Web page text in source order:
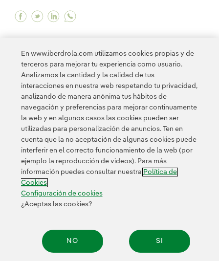
Facebook Iberdrola recibe los últimos
Twitter Iberdrola recibe los últimos
Linkedin Iberdrola recibe los últimos
1 2 3 4 5 6 >
Contacta Clientes Política de Privacidad Información legal
Transparencia en el uso de la IA Política de cookies
Configuración de cookies Accesibilidad
En www.iberdrola.com utilizamos cookies propias y de
terceros para mejorar tu experiencia como usuario.
Analizamos la cantidad y la calidad de tus
interacciones en nuestra web respetando tu privacidad,
analizando de manera anónima tus hábitos de
navegación y preferencias para mejorar continuamente
la web y en algunos casos las cookies pueden ser
utilizadas para personalización de anuncios. Ten en
cuenta que la no aceptación de algunas cookies puede
interferir en el correcto funcionamiento de la web (por
ejemplo la reproducción de videos). Para más
información puedes consultar nuestra Política de
Cookies
Configuración de cookies
¿Aceptas las cookies?
NO SI